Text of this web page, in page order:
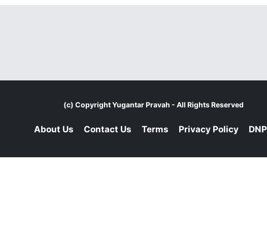
(c) CopyrightYugantar Pravah - All Rights Reserved
About Us Contact Us Terms Privacy Policy